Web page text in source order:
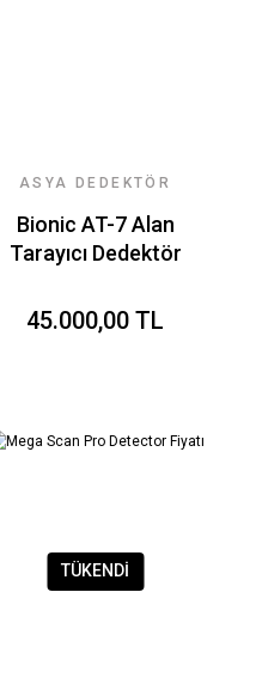
ASYA DEDEKTÖR
Bionic AT-7 Alan
Tarayıcı Dedektör
45.000,00 TL
TÜKENDİ